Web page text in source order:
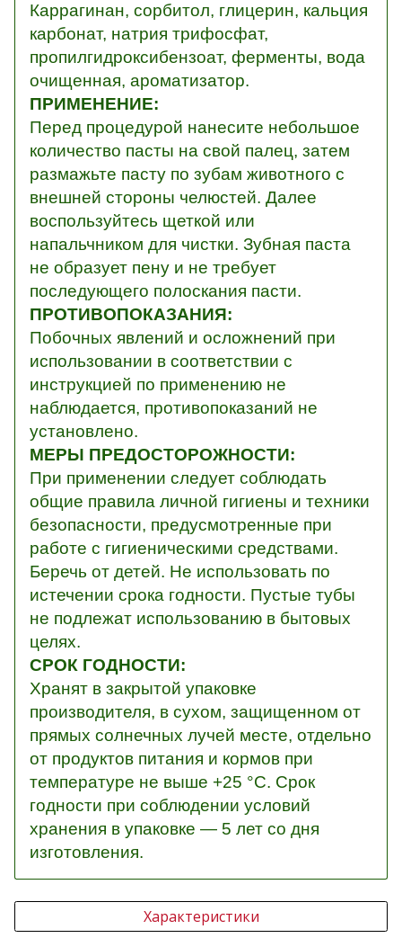
Каррагинан, сорбитол, глицерин, кальция
карбонат, натрия трифосфат,
пропилгидроксибензоат, ферменты, вода
очищенная, ароматизатор.
ПРИМЕНЕНИЕ:
Перед процедурой нанесите небольшое
количество пасты на свой палец, затем
размажьте пасту по зубам животного с
внешней стороны челюстей. Далее
воспользуйтесь щеткой или
напальчником для чистки. Зубная паста
не образует пену и не требует
последующего полоскания пасти.
ПРОТИВОПОКАЗАНИЯ:
Побочных явлений и осложнений при
использовании в соответствии с
инструкцией по применению не
наблюдается, противопоказаний не
установлено.
МЕРЫ ПРЕДОСТОРОЖНОСТИ:
При применении следует соблюдать
общие правила личной гигиены и техники
безопасности, предусмотренные при
работе с гигиеническими средствами.
Беречь от детей. Не использовать по
истечении срока годности. Пустые тубы
не подлежат использованию в бытовых
целях.
СРОК ГОДНОСТИ:
Хранят в закрытой упаковке
производителя, в сухом, защищенном от
прямых солнечных лучей месте, отдельно
от продуктов питания и кормов при
температуре не выше +25 °С. Срок
годности при соблюдении условий
хранения в упаковке — 5 лет со дня
изготовления.
Характеристики